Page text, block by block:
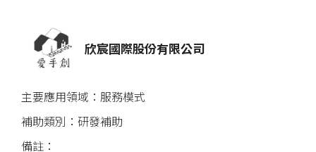
欣宸國際股份有限公司
服務模式
研發補助